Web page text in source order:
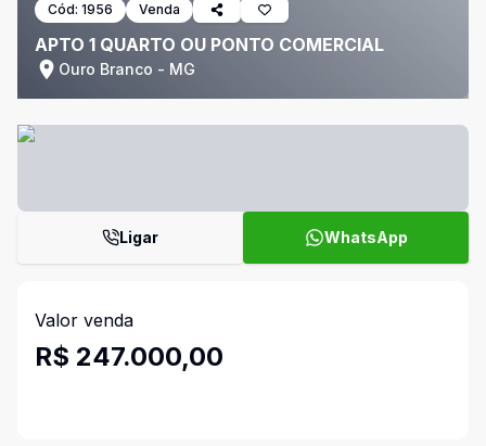
Cód: 1956 Venda
APTO 1 QUARTO OU PONTO COMERCIAL
Ouro Branco - MG
Ligar WhatsApp
Valor venda
R$ 247.000,00